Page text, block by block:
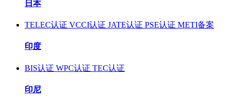
日本
TELEC认证 VCCI认证 JATE认证 PSE认证 METI备案
印度
BIS认证 WPC认证 TEC认证
印尼